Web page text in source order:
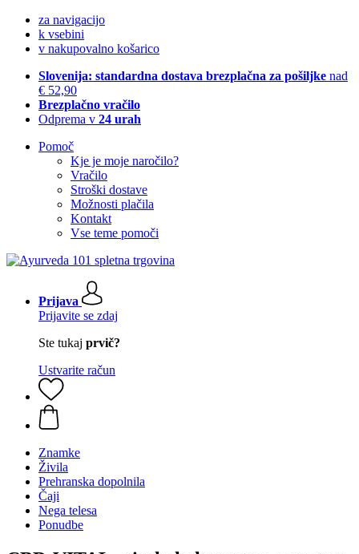
za navigacijo
k vsebini
v nakupovalno košarico
Slovenija: standardna dostava brezplačna za pošiljke nad
€ 52,90
Brezplačno vračilo
Odprema v 24 urah
Pomoč
Kje je moje naročilo?
Vračilo
Stroški dostave
Možnosti plačila
Kontakt
Vse teme pomoči
Prijava
Prijavite se zdaj
Ste tukaj prvič?
Ustvarite račun
Znamke
Živila
Prehranska dopolnila
Čaji
Nega telesa
Ponudbe